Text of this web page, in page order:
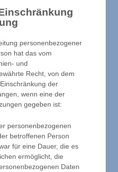
personenbezogener
hat das vom
und
Recht, von dem
der
wenn eine der
gegeben ist:
personenbezogenen
betroffenen Person
für eine Dauer, die es
ermöglicht, die
Daten